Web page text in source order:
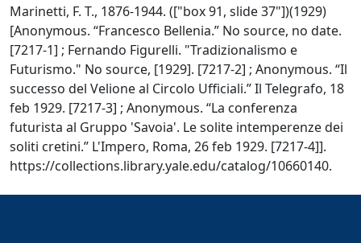
Marinetti, F. T., 1876-1944. (["box 91, slide 37"])(1929)
[Anonymous. “Francesco Bellenia.” No source, no date.
[7217-1] ; Fernando Figurelli. "Tradizionalismo e
Futurismo." No source, [1929]. [7217-2] ; Anonymous. “Il
successo del Velione al Circolo Ufficiali.” Il Telegrafo, 18
feb 1929. [7217-3] ; Anonymous. “La conferenza
futurista al Gruppo 'Savoia'. Le solite intemperenze dei
soliti cretini.” L'Impero, Roma, 26 feb 1929. [7217-4]].
https://collections.library.yale.edu/catalog/10660140.